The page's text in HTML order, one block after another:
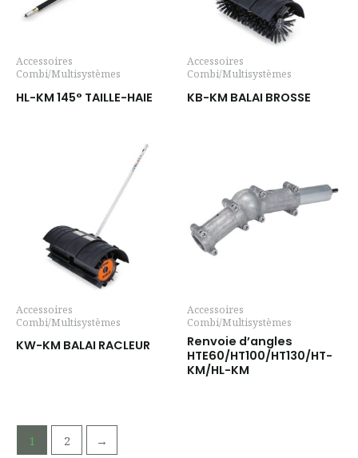
Accessoires
Combi/Multisystèmes
HL-KM 145° TAILLE-HAIE
Accessoires
Combi/Multisystèmes
KB-KM BALAI BROSSE
Accessoires
Combi/Multisystèmes
KW-KM BALAI RACLEUR
Accessoires
Combi/Multisystèmes
Renvoie d’angles
HTE60/HT100/HT130/HT-
KM/HL-KM
1 2 →